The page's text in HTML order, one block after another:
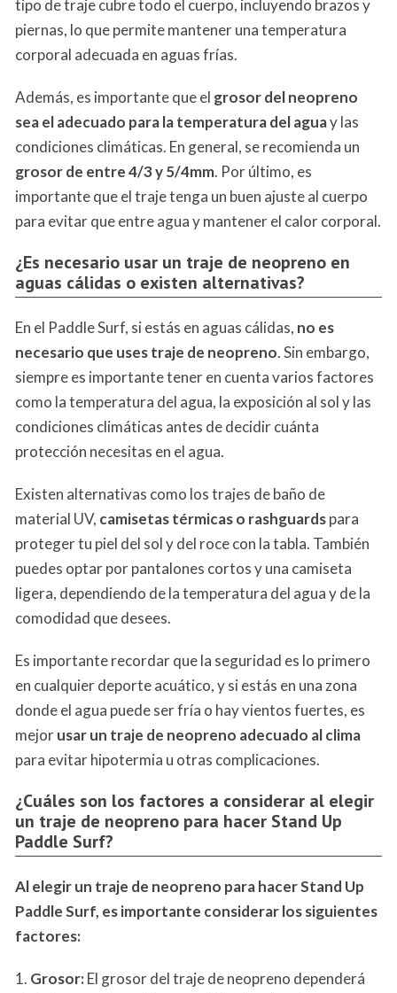
tipo de traje cubre todo el cuerpo, incluyendo brazos y
piernas, lo que permite mantener una temperatura
corporal adecuada en aguas frías.
Además, es importante que el grosor del neopreno
sea el adecuado para la temperatura del aguay las
condiciones climáticas. En general, se recomienda un
grosor de entre 4/3 y 5/4mm. Por último, es
importante que el traje tenga un buen ajuste al cuerpo
para evitar que entre agua y mantener el calor corporal.
¿Es necesario usar un traje de neopreno en
aguas cálidas o existen alternativas?
En el Paddle Surf, si estás en aguas cálidas, no es
necesario que uses traje de neopreno. Sin embargo,
siempre es importante tener en cuenta varios factores
como la temperatura del agua, la exposición al sol y las
condiciones climáticas antes de decidir cuánta
protección necesitas en el agua.
Existen alternativas como los trajes de baño de
material UV, camisetas térmicas o rashguardspara
proteger tu piel del sol y del roce con la tabla. También
puedes optar por pantalones cortos y una camiseta
ligera, dependiendo de la temperatura del agua y de la
comodidad que desees.
Es importante recordar que la seguridad es lo primero
en cualquier deporte acuático, y si estás en una zona
donde el agua puede ser fría o hay vientos fuertes, es
mejorusar un traje de neopreno adecuado al clima
para evitar hipotermia u otras complicaciones.
¿Cuáles son los factores a considerar al elegir
un traje de neopreno para hacer Stand Up
Paddle Surf?
Al elegir un traje de neopreno para hacer Stand Up
Paddle Surf, es importante considerar los siguientes
factores:
1. Grosor:El grosor del traje de neopreno dependerá